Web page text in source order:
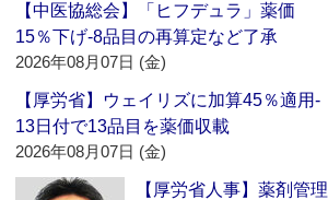
【中医協総会】「ヒフデュラ」薬価
15％下げ‐8品目の再算定など了承
2026年08月07日 (金)
【厚労省】ウェイリズに加算45％適用‐
13日付で13品目を薬価収載
2026年08月07日 (金)
【厚労省人事】薬剤管理